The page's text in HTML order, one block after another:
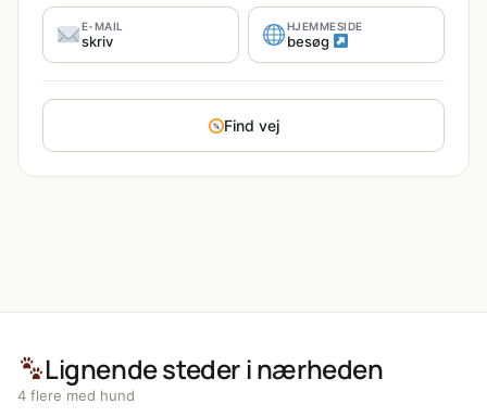
E-MAIL
skriv
HJEMMESIDE
besøg
Find vej
Lignende steder i nærheden
4 flere med hund